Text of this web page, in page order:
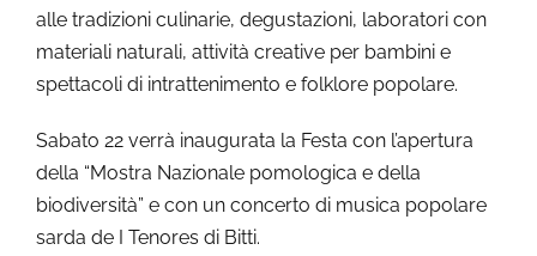
alle tradizioni culinarie, degustazioni, laboratori con
materiali naturali, attività creative per bambini e
spettacoli di intrattenimento e folklore popolare.
Sabato 22 verrà inaugurata la Festa con l’apertura
della “Mostra Nazionale pomologica e della
biodiversità” e con un concerto di musica popolare
sarda de I Tenores di Bitti.